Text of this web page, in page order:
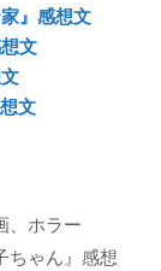
』感想文
文
文
、 ホラー
ちゃん』感想